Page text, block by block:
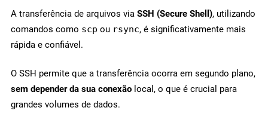
A transferência de arquivos via SSH (Secure Shell), utilizando
comandos como scp ou rsync, é significativamente mais
rápida e confiável.
O SSH permite que a transferência ocorra em segundo plano,
sem depender da sua conexão local, o que é crucial para
grandes volumes de dados.